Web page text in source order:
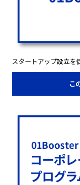
スタートアップ設立を
こ